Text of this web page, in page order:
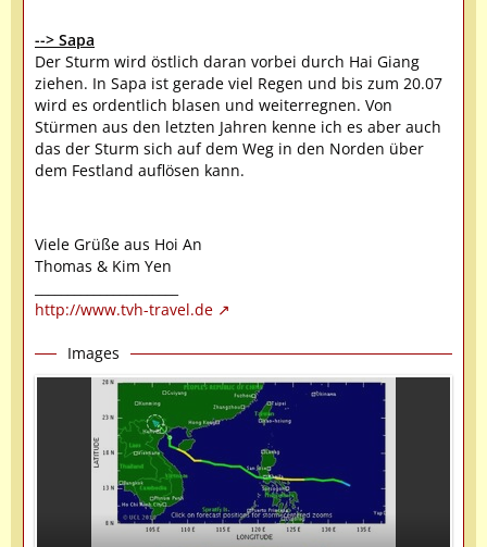
--> Sapa
Der Sturm wird östlich daran vorbei durch Hai Giang
ziehen. In Sapa ist gerade viel Regen und bis zum 20.07
wird es ordentlich blasen und weiterregnen. Von
Stürmen aus den letzten Jahren kenne ich es aber auch
das der Sturm sich auf dem Weg in den Norden über
dem Festland auflösen kann.
Viele Grüße aus Hoi An
Thomas & Kim Yen
http://www.tvh-travel.de
Images